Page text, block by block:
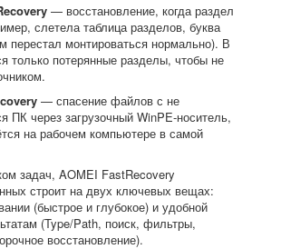
— восстановление, когда раздел
слетела таблица разделов, буква
перестал монтироваться нормально). В
только потерянные разделы, чтобы не
— спасение файлов с не
ПК через загрузочный WinPE-носитель,
на рабочем компьютере в самой
задач, AOMEI FastRecovery
строит на двух ключевых вещах:
(быстрое и глубокое) и удобной
(Type/Path, поиск, фильтры,
восстановление).